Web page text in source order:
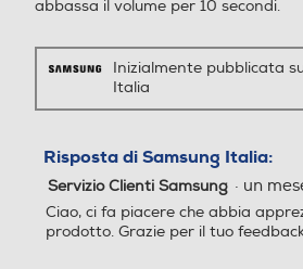
*Immagini simulate a scopo illustrativo.
Un suono
riproduce
Un audio potente e dinamico per un’esperienza di
Grazie a un altoparlante più grande, con bassi più
tra i vari suoni, ogni nota sarà carica
Inizialmente pubblicata
Italia
Servizio Clienti Samsung· un
Ciao, ci fa piacere che abbia
prodotto. Grazie per il tuo